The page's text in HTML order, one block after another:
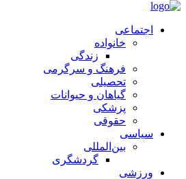
اجتماعی
خانواده
زندگی
فرهنگ و سرگرمی
تحصیلی
گیاهان و حیوانات
پزشکی
حقوقی
سیاسی
بین‌المللی
گردشگری
ورزشی